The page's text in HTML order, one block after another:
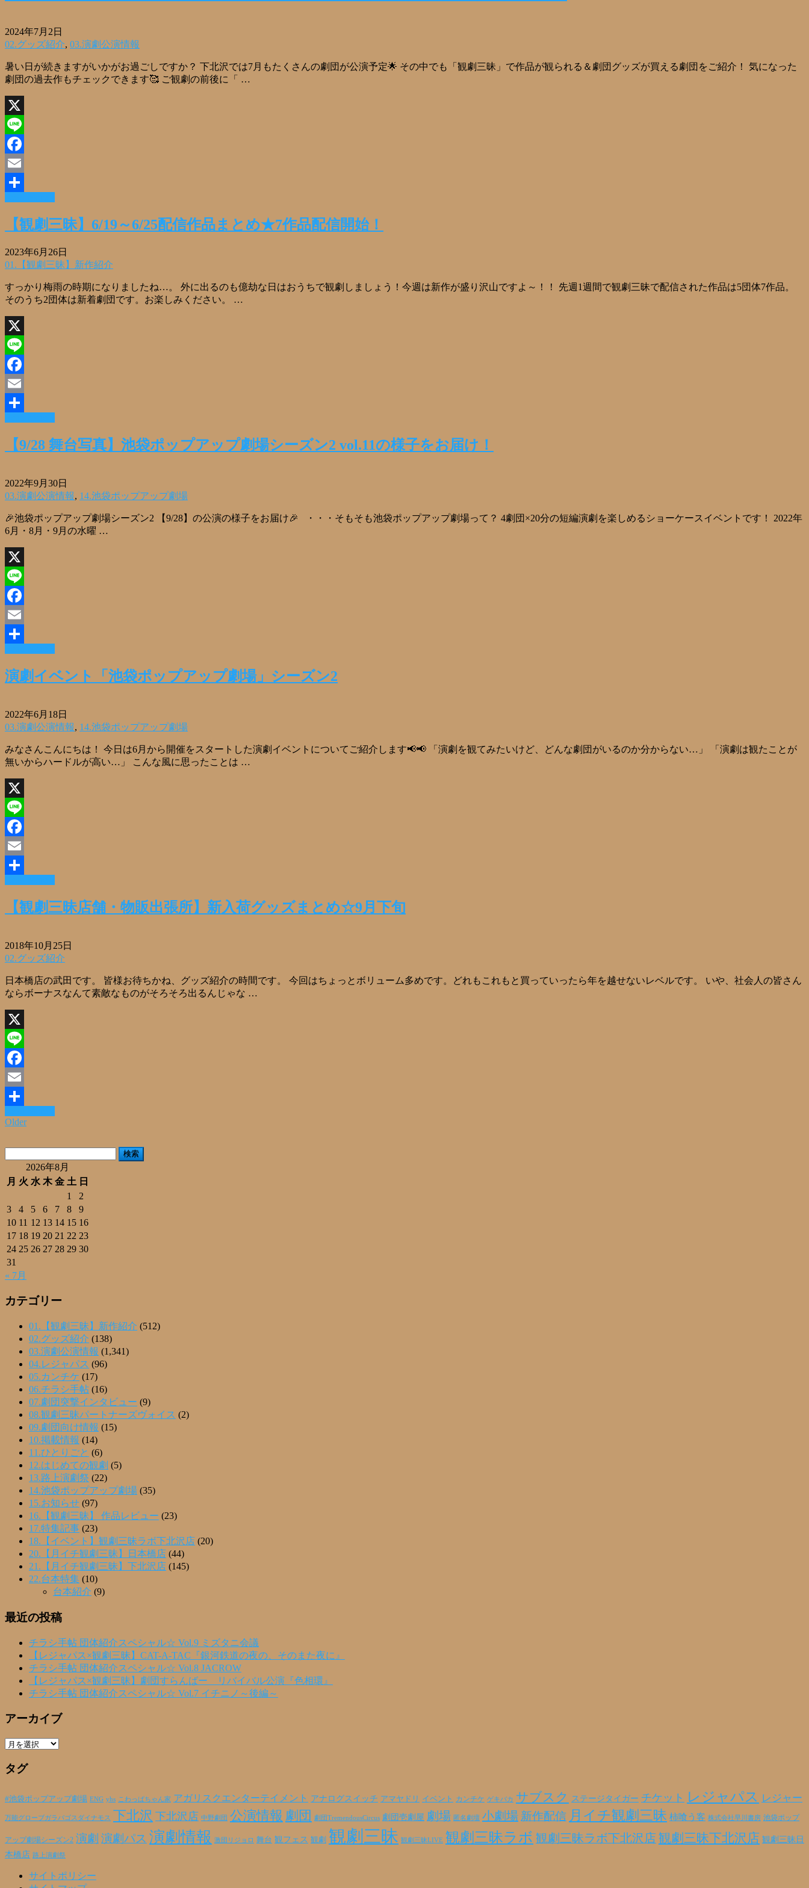
2024年7月2日
02.グッズ紹介, 03.演劇公演情報
暑い日が続きますがいかがお過ごしですか？ 下北沢では7月もたくさんの劇団が公演予定🌟 その中でも「観劇三昧」で作品が観られる＆劇団グッズが買える劇団をご紹介！ 気になった
劇団の過去作もチェックできます🥰 ご観劇の前後に「 …
X
Line
Facebook
Email
共
【観劇三昧】6/19～6/25配信作品まとめ★7作品配信開始！
2023年6月26日
01.【観劇三昧】新作紹介
すっかり梅雨の時期になりましたね…。 外に出るのも億劫な日はおうちで観劇しましょう！今週は新作が盛り沢山ですよ～！！ 先週1週間で観劇三昧で配信された作品は5団体7作品。
そのうち2団体は新着劇団です。お楽しみください。 …
X
Line
Facebook
Email
共
【9/28 舞台写真】池袋ポップアップ劇場シーズン2 vol.11の様子をお届け！
2022年9月30日
03.演劇公演情報, 14.池袋ポップアップ劇場
🎉池袋ポップアップ劇場シーズン2 【9/28】の公演の様子をお届け🎉 ・・・そもそも池袋ポップアップ劇場って？ 4劇団×20分の短編演劇を楽しめるショーケースイベントです！ 2022年
6月・8月・9月の水曜 …
X
Line
Facebook
Email
共
有
演劇イベント「池袋ポップアップ劇場」シーズン2
2022年6月18日
03.演劇公演情報, 14.池袋ポップアップ劇場
みなさんこんにちは！ 今日は6月から開催をスタートした演劇イベントについてご紹介します📢📢 「演劇を観てみたいけど、どんな劇団がいるのか分からない…」 「演劇は観たことが
無いからハードルが高い…」 こんな風に思ったことは …
X
Line
Facebook
Email
共
【観劇三昧店舗・物販出張所】新入荷グッズまとめ☆9月下旬
2018年10月25日
02.グッズ紹介
日本橋店の武田です。 皆様お待ちかね、グッズ紹介の時間です。 今回はちょっとボリューム多めです。どれもこれもと買っていったら年を越せないレベルです。 いや、社会人の皆さん
ならボーナスなんて素敵なものがそろそろ出るんじゃな …
X
Line
Facebook
Email
共
Older
2026年8月
月 火 水 木 金 土 日
1
2
3
4 5 6 7 8
9
10 11 12 13 14 15 16
17 18 19 20 21 22 23
24 25 26 27 28 29 30
31
« 7月
カテゴリー
01.【観劇三昧】新作紹介 (512)
02.グッズ紹介 (138)
03.演劇公演情報 (1,341)
04.レジャパス (96)
05.カンチケ (17)
06.チラシ手帖 (16)
07.劇団突撃インタビュー (9)
08.観劇三昧パートナーズヴォイス (2)
09.劇団向け情報 (15)
10.掲載情報 (14)
11.ひとりごと (6)
12.はじめての観劇 (5)
13.路上演劇祭 (22)
14.池袋ポップアップ劇場 (35)
15.お知らせ (97)
16.【観劇三昧】 作品レビュー (23)
17.特集記事 (23)
18.【イベント】観劇三昧ラボ下北沢店 (20)
20.【月イチ観劇三昧】日本橋店 (44)
21.【月イチ観劇三昧】下北沢店 (145)
22.台本特集 (10)
台本紹介 (9)
最近の投稿
チラシ手帖 団体紹介スペシャル☆ Vol.9 ミズタニ会議
【レジャパス×観劇三昧】CAT-A-TAC『銀河鉄道の夜の、そのまた夜に』
チラシ手帖 団体紹介スペシャル☆ Vol.8 JACROW
【レジャパス×観劇三昧】劇団すらんばー リバイバル公演『色相環』
チラシ手帖 団体紹介スペシャル☆ Vol.7 イチニノ～後編～
アーカイブ
ア
カ
ブ
タグ
#池袋ポップアップ劇場 ENG yhs こわっぱちゃん家 アガリスクエンターテイメント アナログスイッチ アマヤドリ イベント カンチケ ゲキバカ サブスク ステージタイガー チケット レジャパス レジャー
万能グローブガラパゴスダイナモス 下北沢 下北沢店 中野劇団 公演情報 劇団 劇団TremendousCircus 劇団壱劇屋 劇場 匿名劇壇 小劇場 新作配信 月イチ観劇三昧 柿喰う客 株式会社早川書房 池袋ポップ
アップ劇場シーズン2 演劇 演劇パス 演劇情報 激団リジョロ 舞台 観フェス 観劇 観劇三昧 観劇三昧LIVE 観劇三昧ラボ 観劇三昧ラボ下北沢店観劇三昧下北沢店 観劇三昧日
本橋店 路上演劇祭
サイトポリシー